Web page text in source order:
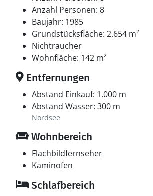
Anzahl Personen: 8
Baujahr: 1985
Grundstücksfläche: 2.654 m²
Nichtraucher
Wohnfläche: 142 m²
Entfernungen
Abstand Einkauf: 1.000 m
Abstand Wasser: 300 m
Nordsee
Wohnbereich
Flachbildfernseher
Kaminofen
Schlafbereich